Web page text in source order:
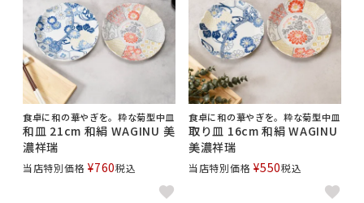
食卓に和の華やぎを。粋な菊型中皿
和皿 21cm 和絹 WAGINU 美
濃祥瑞
当店特別価格 ¥760税込
食卓に和の華やぎを。粋な菊型中皿
取り皿 16cm 和絹 WAGINU
美濃祥瑞
当店特別価格 ¥550税込